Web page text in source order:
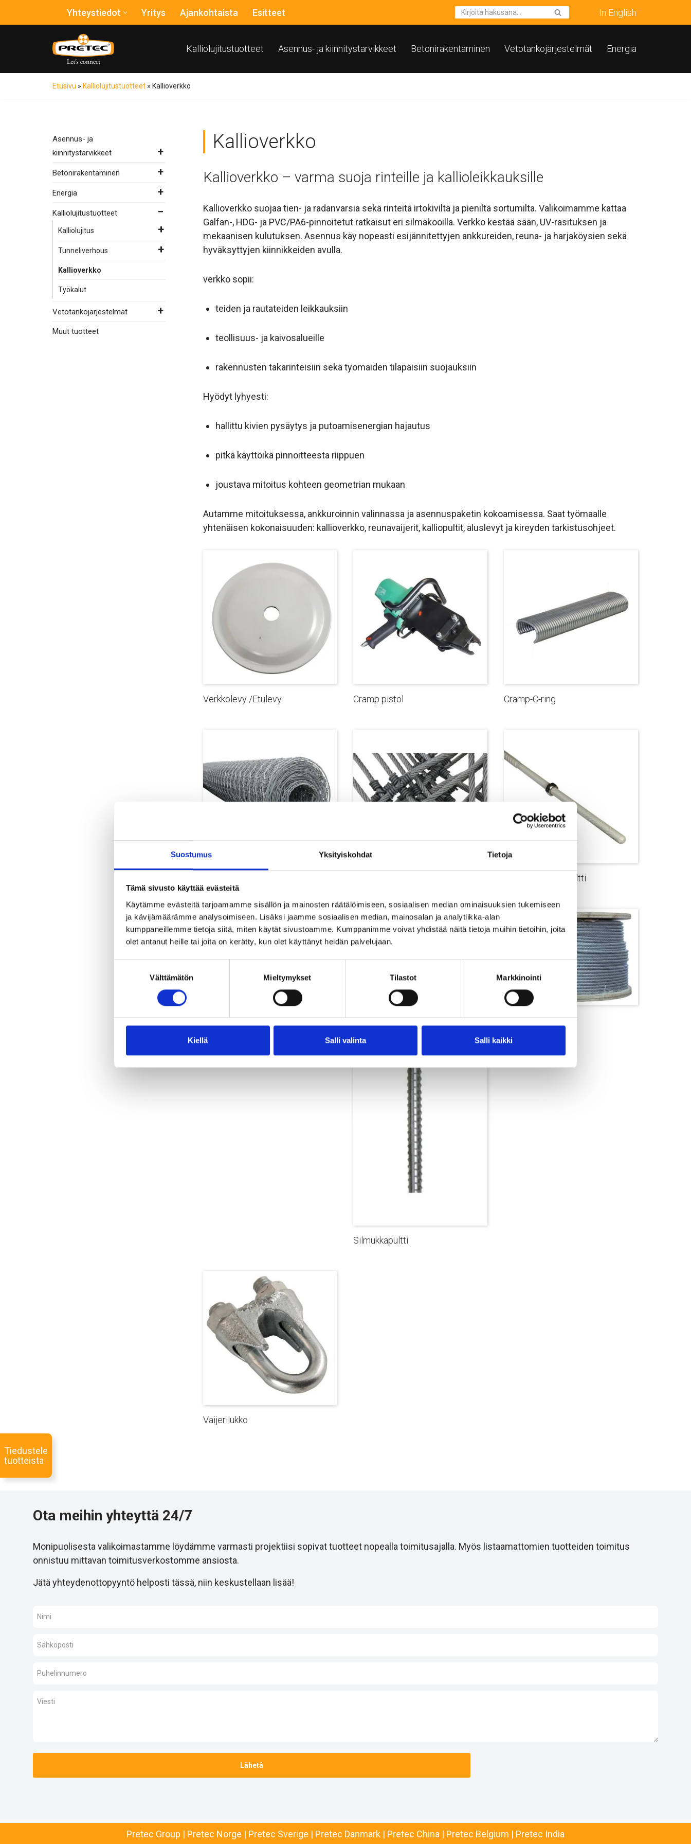
Suostumus Yksityiskohdat Tietoja
Tämä sivusto käyttää evästeitä
Käytämme evästeitä tarjoamamme sisällön ja mainosten räätälöimiseen, sosiaalisen median ominaisuuksien tukemiseen
ja kävijämäärämme analysoimiseen. Lisäksi jaamme sosiaalisen median, mainosalan ja analytiikka-alan
kumppaneillemme tietoja siitä, miten käytät sivustoamme. Kumppanimme voivat yhdistää näitä tietoja muihin tietoihin, joita
olet antanut heille tai joita on kerätty, kun olet käyttänyt heidän palvelujaan.
Välttämätön Mieltymykset Tilastot Markkinointi
Kiellä Salli valinta Salli kaikki
Yhteystiedot Yritys Ajankohtaista Esitteet In English
Kalliolujitustuotteet Asennus- ja kiinnitystarvikkeet Betonirakentaminen Vetotankojärjestelmät Energia
Etusivu » Kalliolujitustuotteet » Kallioverkko
Asennus- ja
kiinnitystarvikkeet
Betonirakentaminen
Energia
Kalliolujitustuotteet
Kalliolujitus
Tunneliverhous
Kallioverkko
Työkalut
Vetotankojärjestelmät
Muut tuotteet
Kallioverkko
Kallioverkko – varma suoja rinteille ja kallioleikkauksille
Kallioverkko suojaa tien- ja radanvarsia sekä rinteitä irtokiviltä ja pieniltä sortumilta. Valikoimamme kattaa
Galfan-, HDG- ja PVC/PA6-pinnoitetut ratkaisut eri silmäkooilla. Verkko kestää sään, UV-rasituksen ja
mekaanisen kulutuksen. Asennus käy nopeasti esijännitettyjen ankkureiden, reuna- ja harjaköysien sekä
hyväksyttyjen kiinnikkeiden avulla.
verkko sopii:
teiden ja rautateiden leikkauksiin
teollisuus- ja kaivosalueille
rakennusten takarinteisiin sekä työmaiden tilapäisiin suojauksiin
Hyödyt lyhyesti:
hallittu kivien pysäytys ja putoamisenergian hajautus
pitkä käyttöikä pinnoitteesta riippuen
joustava mitoitus kohteen geometrian mukaan
Autamme mitoituksessa, ankkuroinnin valinnassa ja asennuspaketin kokoamisessa. Saat työmaalle
yhtenäisen kokonaisuuden: kallioverkko, reunavaijerit, kalliopultit, aluslevyt ja kireyden tarkistusohjeet.
Verkkolevy /Etulevy Cramp pistol Cramp-C-ring
M16 Harjateräspultti
Silmukkamutteri
Silmukkapultti
Vaijeri
Vaijerilukko
Ota meihin yhteyttä 24/7
Monipuolisesta valikoimastamme löydämme varmasti projektiisi sopivat tuotteet nopealla toimitusajalla. Myös listaamattomien tuotteiden toimitus
onnistuu mittavan toimitusverkostomme ansiosta.
Jätä yhteydenottopyyntö helposti tässä, niin keskustellaan lisää!
Tiedustele
tuotteista
Pretec Group | Pretec Norge | Pretec Sverige | Pretec Danmark | Pretec China | Pretec Belgium | Pretec India